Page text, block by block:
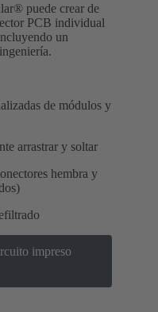
puede crear de
PCB individual
un
de módulos y
arrastrar y soltar
hembra y
impreso